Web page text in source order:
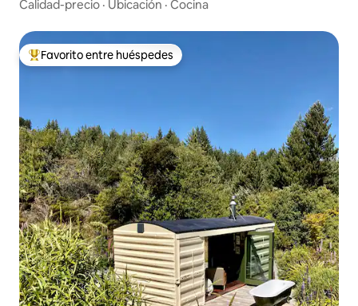
Calidad-precio · Ubicación · Cocina
Favorito entre huéspedes preferido
Favorito entre huéspedes